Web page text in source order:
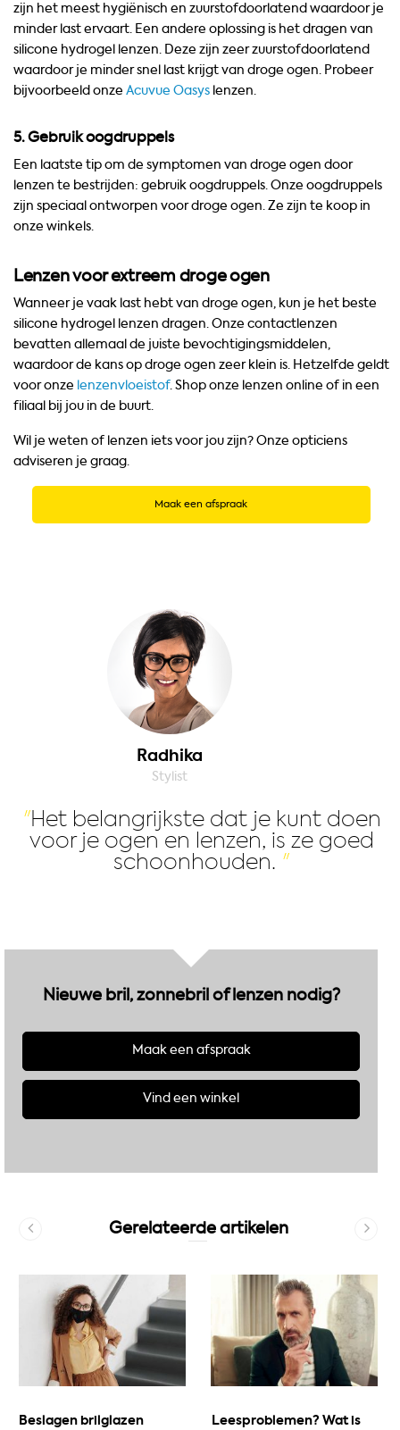
zijn het meest hygiënisch en zuurstofdoorlatend waardoor je
minder last ervaart. Een andere oplossing is het dragen van
silicone hydrogel lenzen. Deze zijn zeer zuurstofdoorlatend
waardoor je minder snel last krijgt van droge ogen. Probeer
bijvoorbeeld onze Acuvue Oasys lenzen.
5. Gebruik oogdruppels
Een laatste tip om de symptomen van droge ogen door
lenzen te bestrijden: gebruik oogdruppels. Onze oogdruppels
zijn speciaal ontworpen voor droge ogen. Ze zijn te koop in
onze winkels.
Lenzen voor extreem droge ogen
Wanneer je vaak last hebt van droge ogen, kun je het beste
silicone hydrogel lenzen dragen. Onze contactlenzen
bevatten allemaal de juiste bevochtigingsmiddelen,
waardoor de kans op droge ogen zeer klein is. Hetzelfde geldt
voor onze lenzenvloeistof. Shop onze lenzen online of in een
filiaal bij jou in de buurt.
Wil je weten of lenzen iets voor jou zijn? Onze opticiens
adviseren je graag.
Maak een afspraak
Radhika
Stylist
Het belangrijkste dat je kunt doen
voor je ogen en lenzen, is ze goed
schoonhouden.
Nieuwe bril, zonnebril of lenzen nodig?
Maak een afspraak
Vind een winkel
Gerelateerde artikelen
Beslagen brilglazen
Leesproblemen? Wat is